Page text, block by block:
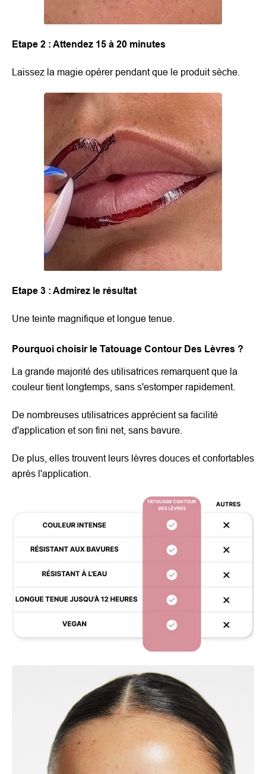
Etape 2 : Attendez 15 à 20 minutes
Laissez la magie opérer pendant que le produit sèche.
Etape 3 : Admirez le résultat
Une teinte magnifique et longue tenue.
Pourquoi choisir le Tatouage Contour Des Lèvres ?
La grande majorité des utilisatrices remarquent que la
couleur tient longtemps, sans s'estomper rapidement.
De nombreuses utilisatrices apprécient sa facilité
d'application et son fini net, sans bavure.
De plus, elles trouvent leurs lèvres douces et confortables
après l'application.